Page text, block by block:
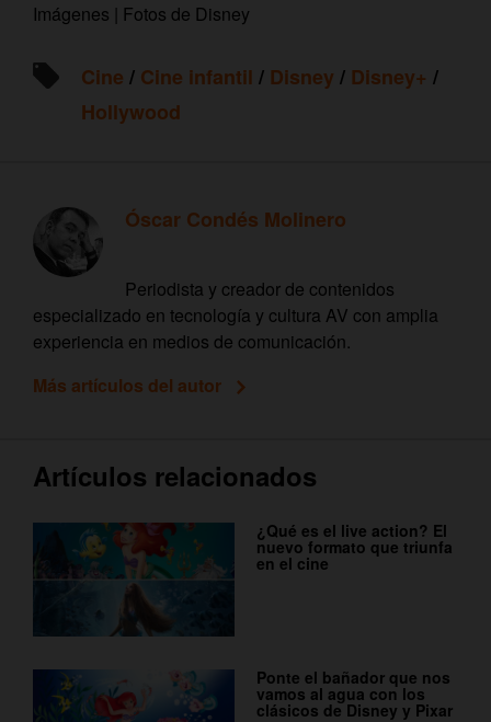
Imágenes | Fotos de Disney
Cine / Cine infantil / Disney / Disney+ /
Hollywood
Óscar Condés Molinero
Periodista y creador de contenidos
especializado en tecnología y cultura AV con amplia
experiencia en medios de comunicación.
Más artículos del autor
Artículos relacionados
¿Qué es el live action? El
nuevo formato que triunfa
en el cine
Ponte el bañador que nos
vamos al agua con los
clásicos de Disney y Pixar